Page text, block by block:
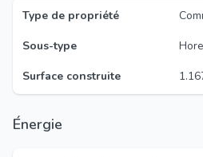
Type de propriété
Sous-type
Surface construite
Énergie